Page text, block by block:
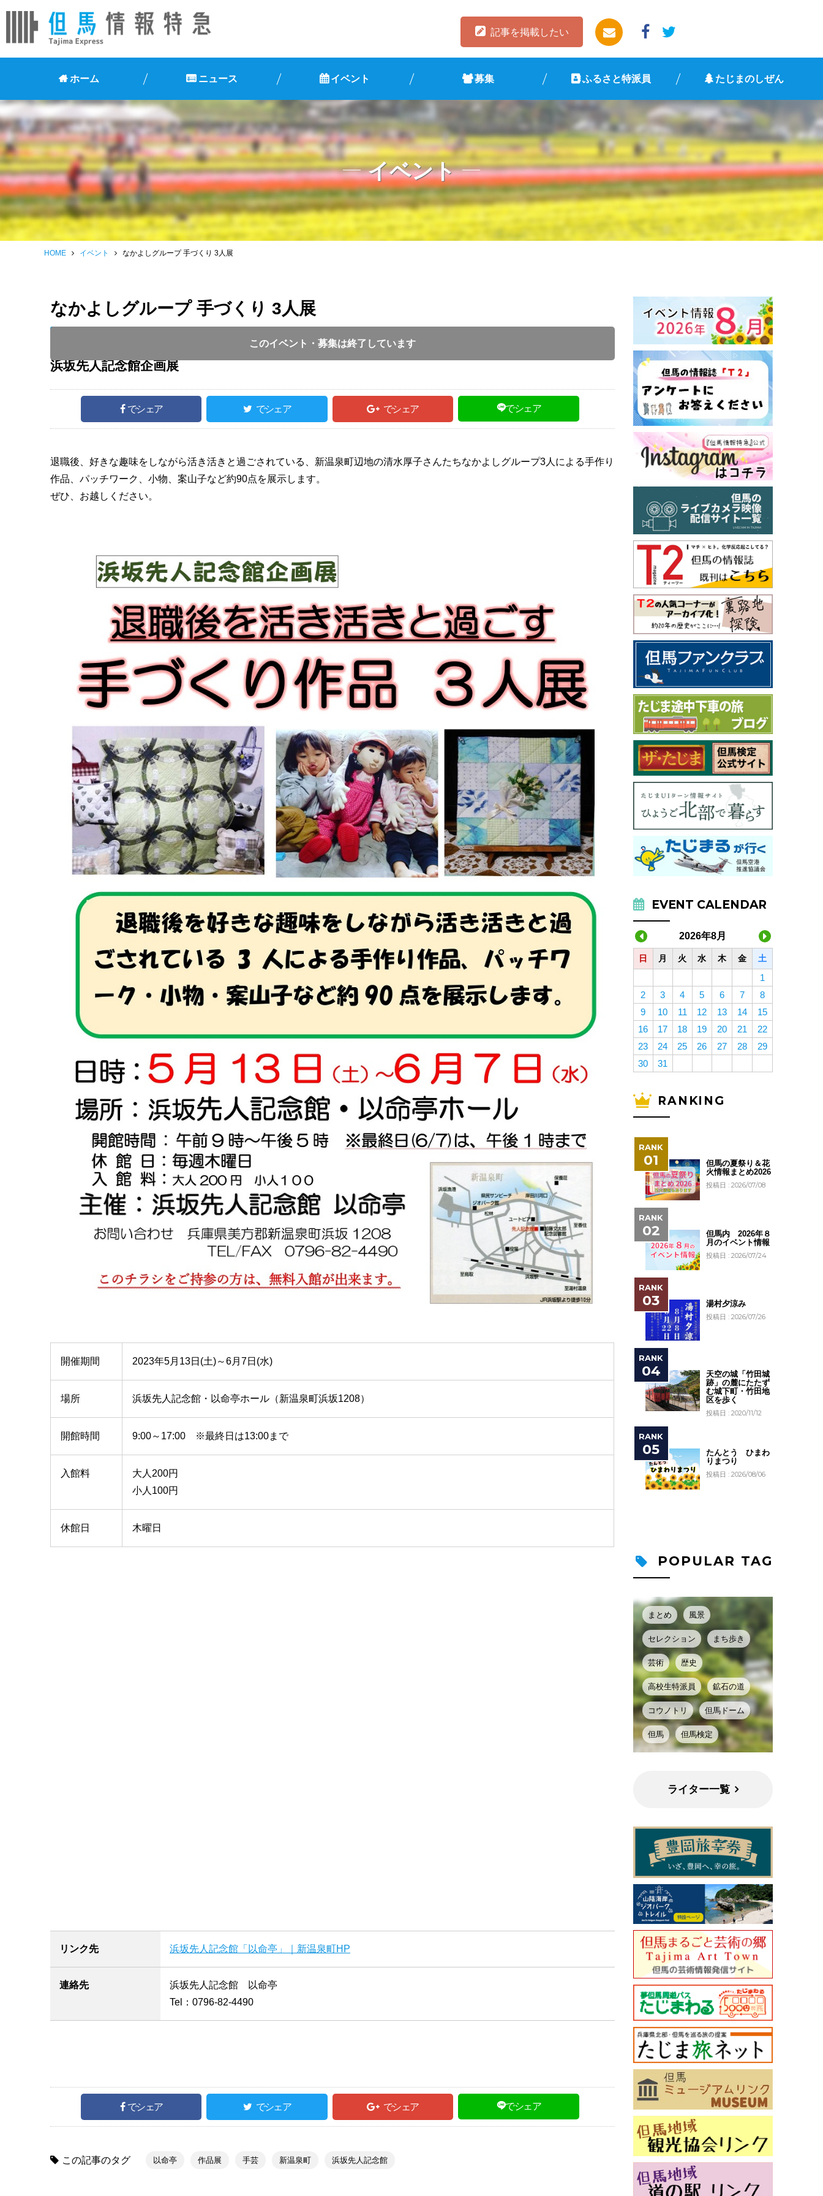
記事を掲載したい
ホーム ニュース イベント 募集 ふるさと特派員 たじまのしぜん
イベント
HOME イベント なかよしグループ 手づくり 3人展
なかよしグループ 手づくり 3人展
このイベント・募集は終了しています
開催時間 : 9:00 ～ 17:00
浜坂先人記念館企画展
でシェア でシェア でシェア でシェア
退職後、好きな趣味をしながら活き活きと過ごされている、新温泉町辺地の清水厚子さんたちなかよしグループ3人による手作り
作品、パッチワーク、小物、案山子など約90点を展示します。
ぜひ、お越しください。
開催期間 2023年5月13日(土)～6月7日(水)
場所 浜坂先人記念館・以命亭ホール（新温泉町浜坂1208）
開館時間 9:00～17:00 ※最終日は13:00まで
入館料
大人200円
小人100円
休館日 木曜日
リンク先 浜坂先人記念館「以命亭」｜新温泉町HP
連絡先
浜坂先人記念館 以命亭
Tel：0796-82-4490
でシェア でシェア でシェア でシェア
この記事のタグ 以命亭 作品展 手芸 新温泉町 浜坂先人記念館
EVENT CALENDAR
2026年8月
日 月 火 水 木 金 土
1
2
3 4 5 6 7
8
9
10 11 12 13 14
15
16
17 18 19 20 21
22
23
24 25 26 27 28
29
30
31
RANKING
但馬の夏祭り＆花
火情報まとめ2026
投稿日 : 2026/07/08
但馬内 2026年８
月のイベント情報
投稿日 : 2026/07/24
湯村夕涼み
投稿日 : 2026/07/26
天空の城「竹田城
跡」の麓にたたず
む城下町・竹田地
区を歩く
投稿日 : 2020/11/12
たんとう ひまわ
りまつり
投稿日 : 2026/08/06
POPULAR TAG
まとめ 風景
セレクション まち歩き
芸術 歴史
高校生特派員 鉱石の道
コウノトリ 但馬ドーム
但馬 但馬検定
ライター一覧